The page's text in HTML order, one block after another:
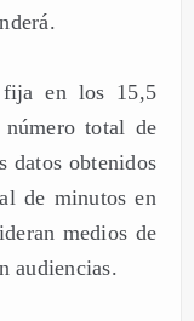
en los 15,5
total de
datos obtenidos
de minutos en
medios de
audiencias.